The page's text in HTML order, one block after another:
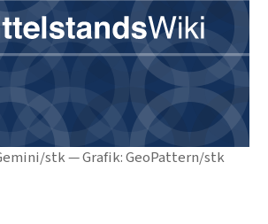
stk — Grafik: GeoPattern/stk